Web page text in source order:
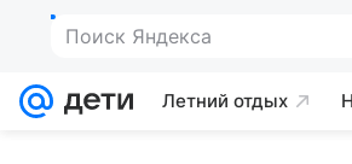
Поиск Яндекса
Летний отдых